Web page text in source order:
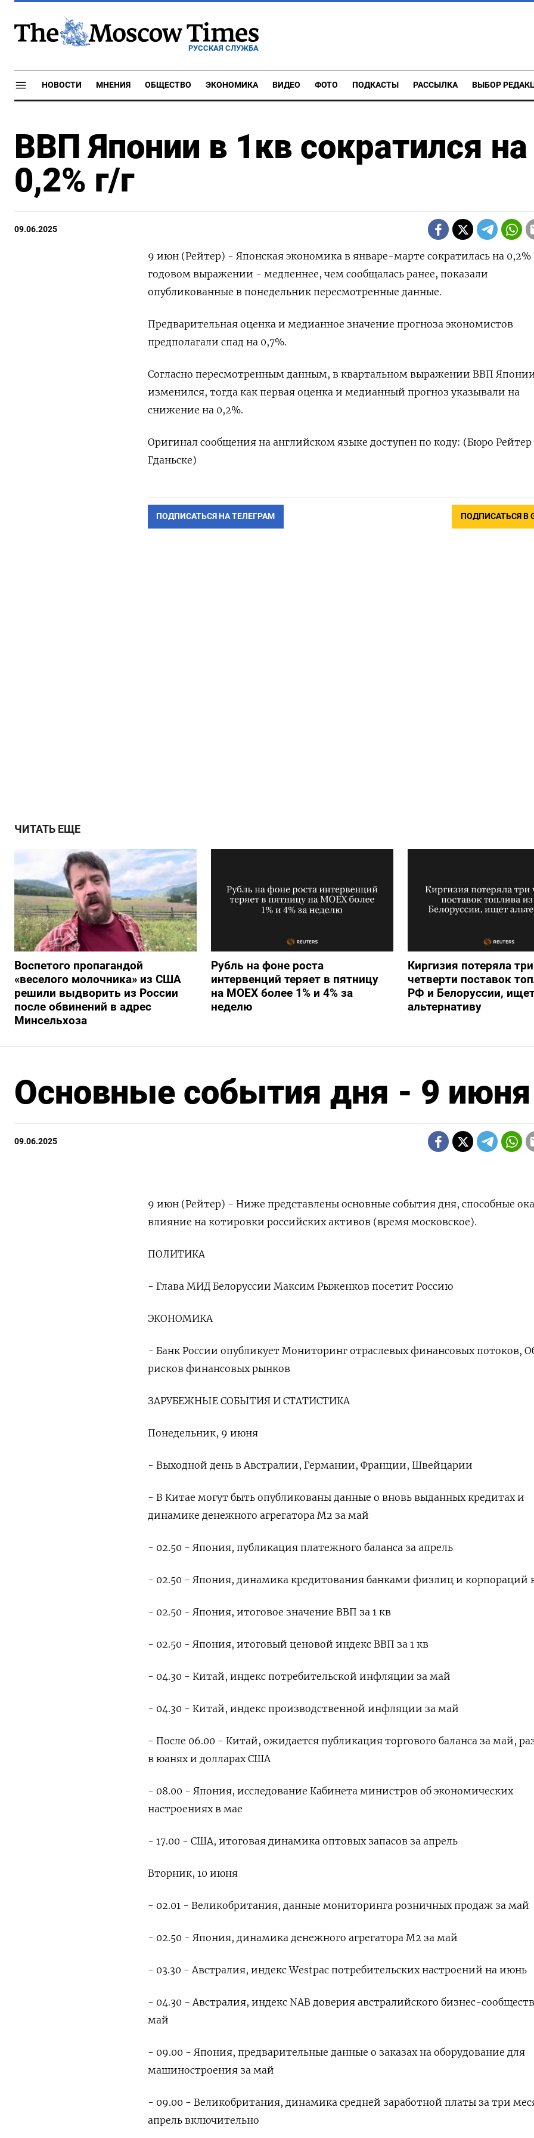
РУССКАЯ СЛУЖБА
НОВОСТИ МНЕНИЯ ОБЩЕСТВО ЭКОНОМИКА ВИДЕО ФОТО ПОДКАСТЫ РАССЫЛКА ВЫБОР
ВВП Японии в 1кв сократился на
0,2% г/г
09.06.2025
9 июн (Рейтер) - Японская экономика в январе-марте сократилась на 0,2%
годовом выражении - медленнее, чем сообщалась ранее, показали
опубликованные в понедельник пересмотренные данные.
Предварительная оценка и медианное значение прогноза экономистов
предполагали спад на 0,7%.
Согласно пересмотренным данным, в квартальном выражении ВВП
изменился, тогда как первая оценка и медианный прогноз указывали на
снижение на 0,2%.
Оригинал сообщения на английском языке доступен по коду: (Бюро Рейтер
Гданьске)
ПОДПИСАТЬСЯ НА ТЕЛЕГРАМ ПОДПИСАТЬСЯ В
ЧИТАТЬ ЕЩЕ
Воспетого пропагандой
«веселого молочника» из США
решили выдворить из России
после обвинений в адрес
Минсельхоза
Рубль на фоне роста
интервенций теряет в пятницу
на МОЕХ более 1% и 4% за
неделю
Киргизия потеряла три
четверти поставок
РФ и Белоруссии,
альтернативу
Основные события дня - 9 июня
09.06.2025
9 июн (Рейтер) - Ниже представлены основные события дня, способные
влияние на котировки российских активов (время московское).
ПОЛИТИКА
- Глава МИД Белоруссии Максим Рыженков посетит Россию
ЭКОНОМИКА
- Банк России опубликует Мониторинг отраслевых финансовых потоков,
рисков финансовых рынков
ЗАРУБЕЖНЫЕ СОБЫТИЯ И СТАТИСТИКА
Понедельник, 9 июня
- Выходной день в Австралии, Германии, Франции, Швейцарии
- В Китае могут быть опубликованы данные о вновь выданных кредитах и
динамике денежного агрегатора М2 за май
- 02.50 - Япония, публикация платежного баланса за апрель
- 02.50 - Япония, динамика кредитования банками физлиц и корпораций
- 02.50 - Япония, итоговое значение ВВП за 1 кв
- 02.50 - Япония, итоговый ценовой индекс ВВП за 1 кв
- 04.30 - Китай, индекс потребительской инфляции за май
- 04.30 - Китай, индекс производственной инфляции за май
- После 06.00 - Китай, ожидается публикация торгового баланса за май,
в юанях и долларах США
- 08.00 - Япония, исследование Кабинета министров об экономических
настроениях в мае
- 17.00 - США, итоговая динамика оптовых запасов за апрель
Вторник, 10 июня
- 02.01 - Великобритания, данные мониторинга розничных продаж за май
- 02.50 - Япония, динамика денежного агрегатора М2 за май
- 03.30 - Австралия, индекс Westpac потребительских настроений на июнь
- 04.30 - Австралия, индекс NAB доверия австралийского бизнес-
май
- 09.00 - Япония, предварительные данные о заказах на оборудование для
машиностроения за май
- 09.00 - Великобритания, динамика средней заработной платы за три
апрель включительно